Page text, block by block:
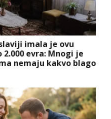
imala je ovu
evra: Mnogi je
nemaju kakvo blago